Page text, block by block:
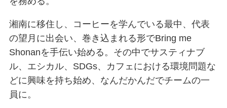
湘南に移住し、コーヒーを学んでいる最中、代表
の望月に出会い、巻き込まれる形でBring me
Shonanを手伝い始める。その中でサスティナブ
ル、エシカル、SDGs、カフェにおける環境問題な
どに興味を持ち始め、なんだかんだでチームの一
員に。